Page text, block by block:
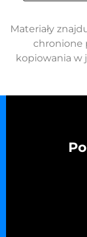
Materiały
chronione
kopiowania w